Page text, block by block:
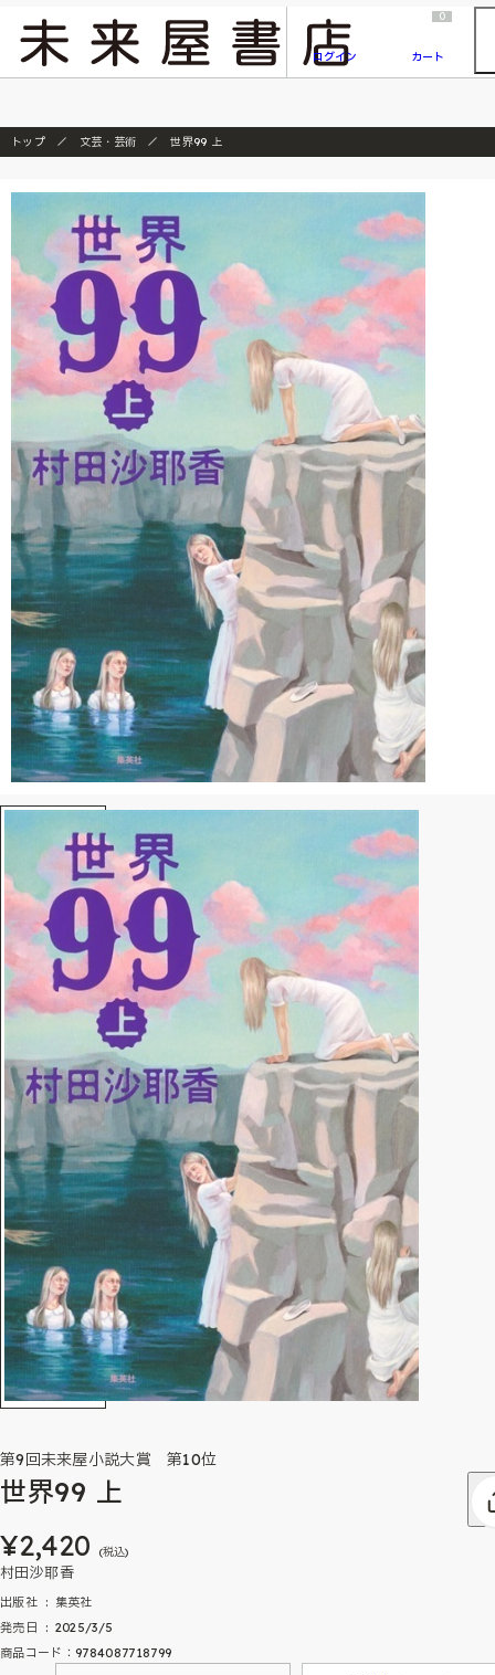
『ONE PIECE magazine 021 ONE PIECEカード付き同梱版』発売延期のご案内
ログイン
0
カート
トップ 文芸・芸術 世界99 上
第9回未来屋小説大賞 第10位
世界99 上
¥2,420 (税込)
村田沙耶香
出版社 ‏ : ‎ 集英社
発売日 ‏ : ‎ 2025/3/5
商品コード：9784087718799